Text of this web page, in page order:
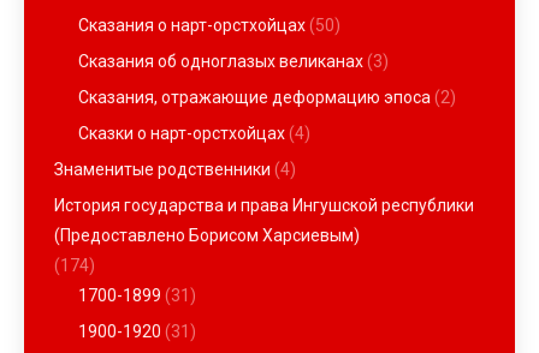
Сказания о нарт-орстхойцах(50)
Сказания об одноглазых великанах(3)
Сказания, отражающие деформацию эпоса (2)
Сказки о нарт-орстхойцах(4)
Знаменитые родственники (4)
История государства и права Ингушской республики
(Предоставлено Борисом Харсиевым)
(174)
1700-1899 (31)
1900-1920 (31)